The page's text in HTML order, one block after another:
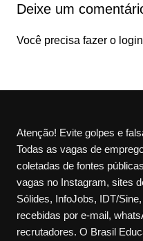
Deixe um
Você precisa fazer o login
Atenção! Evite golpes e
Todas as vagas de
coletadas de fontes
vagas no Instagram, sites
Sólides, InfoJobs, IDT/
recebidas por e-mail,
recrutadores. O Brasil